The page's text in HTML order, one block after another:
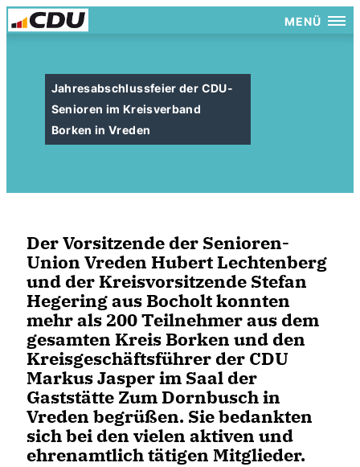
MENÜ
Jahresabschlussfeier der CDU-
Senioren im Kreisverband
Borken in Vreden
Der Vorsitzende der Senioren-
Union Vreden Hubert Lechtenberg
und der Kreisvorsitzende Stefan
Hegering aus Bocholt konnten
mehr als 200 Teilnehmer aus dem
gesamten Kreis Borken und den
Kreisgeschäftsführer der CDU
Markus Jasper im Saal der
Gaststätte Zum Dornbusch in
Vreden begrüßen. Sie bedankten
sich bei den vielen aktiven und
ehrenamtlich tätigen Mitglieder.